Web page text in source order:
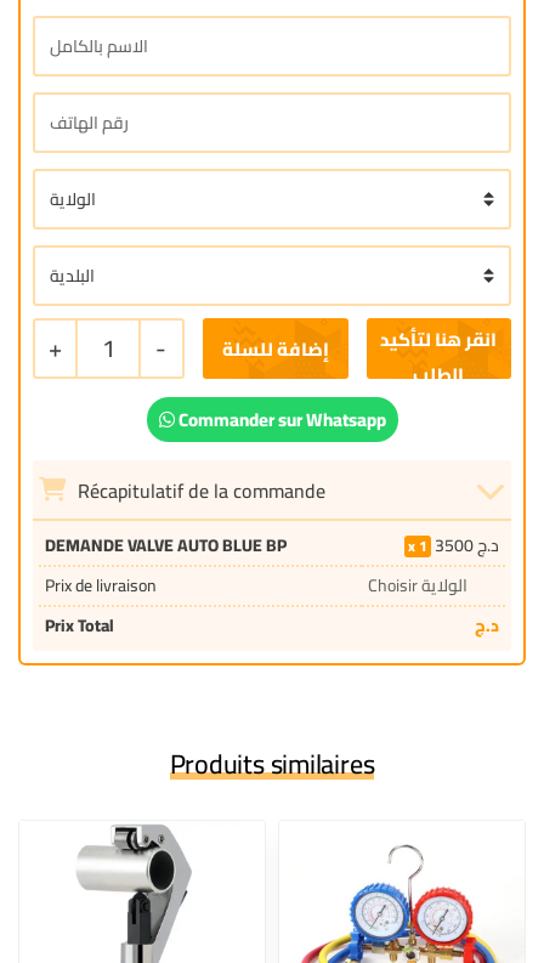
+ 1 - إضافة للسلة
Commander sur Whatsapp
Récapitulatif de la commande
DEMANDE VALVE AUTO BLUE BP 1 3500د.ج
Prix de livraison
Choisir الولاية
Prix Total
د.ج
Produits similaires